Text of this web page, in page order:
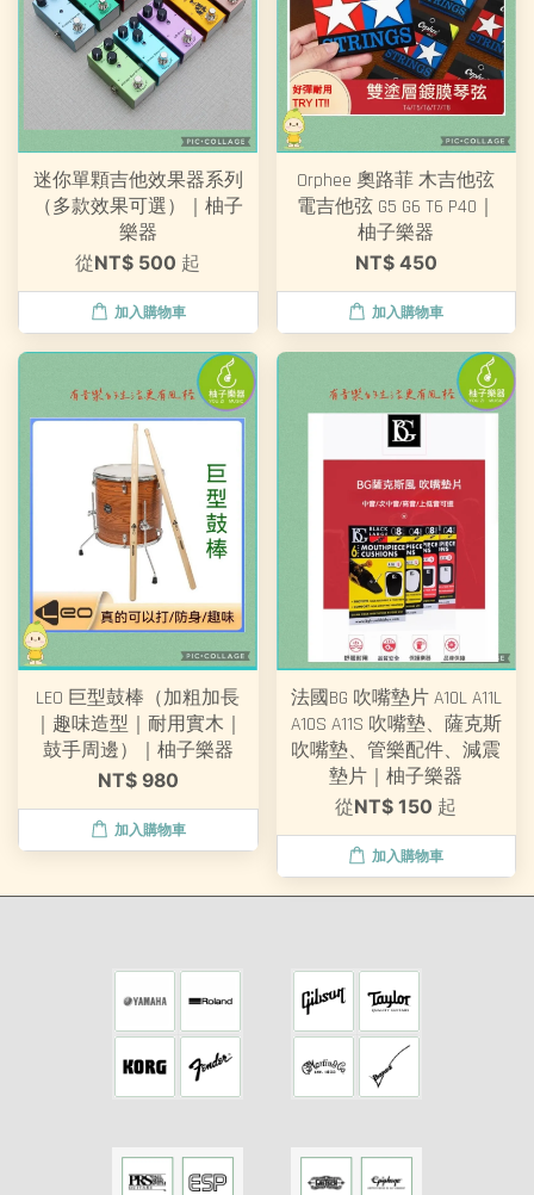
迷你單顆吉他效果器系列
（多款效果可選）｜柚子
樂器
從NT$ 500 起
加入購物車
Orphee 奧路菲 木吉他弦
電吉他弦 G5 G6 T6 P40｜
柚子樂器
NT$ 450
加入購物車
LEO 巨型鼓棒（加粗加長
｜趣味造型｜耐用實木｜
鼓手周邊）｜柚子樂器
NT$ 980
加入購物車
法國BG 吹嘴墊片 A10L A11L
A10S A11S 吹嘴墊、薩克斯
吹嘴墊、管樂配件、減震
墊片｜柚子樂器
從NT$ 150 起
加入購物車